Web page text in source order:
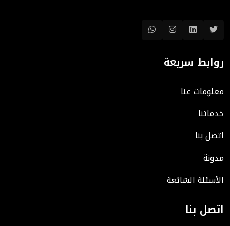
روابط سريعة
معلومات عنا
خدماتنا
اتصل بنا
مدونة
الأسئلة الشائعة
اتصل بنا